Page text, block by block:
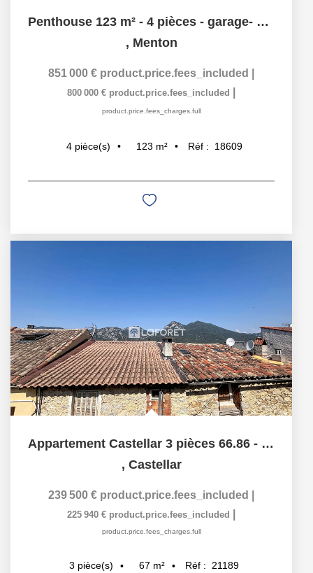
Penthouse 123 m² - 4 pièces - garage- vue mer
, Menton
851 000 € product.price.fees_included
800 000 € product.price.fees_included
product.price.fees_charges.full
4 pièce(s) 123 m² Réf : 18609
Appartement Castellar 3 pièces 66.86 - cave - combles
, Castellar
239 500 € product.price.fees_included
225 940 € product.price.fees_included
product.price.fees_charges.full
3 pièce(s) 67 m² Réf : 21189